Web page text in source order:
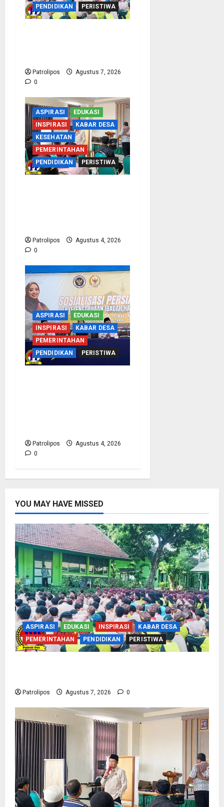
PENDIDIKAN PERISTIWA
Patrolipos
Agustus 7, 2026
0
ASPIRASI
EDUKASI
INSPIRASI
KABAR DESA
KESEHATAN
PEMERINTAHAN
PENDIDIKAN
PERISTIWA
Patrolipos
Agustus 4, 2026
0
ASPIRASI
EDUKASI
INSPIRASI
KABAR DESA
PEMERINTAHAN
PENDIDIKAN
PERISTIWA
Patrolipos
Agustus 4, 2026
0
YOU MAY HAVE MISSED
ASPIRASI EDUKASI INSPIRASI
KABAR DESA
PEMERINTAHAN
PENDIDIKAN PERISTIWA
Patrolipos Agustus 7, 2026 0